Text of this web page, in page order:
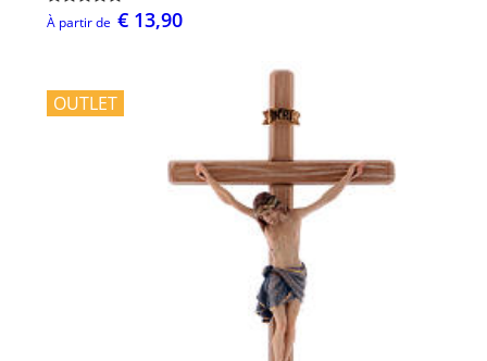
À partir de € 13,90
OUTLET